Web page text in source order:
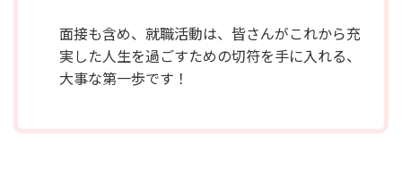
面接も含め、就職活動は、皆さんがこれから充
実した人生を過ごすための切符を手に入れる、
大事な第一歩です！